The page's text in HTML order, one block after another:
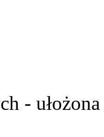
- ułożona